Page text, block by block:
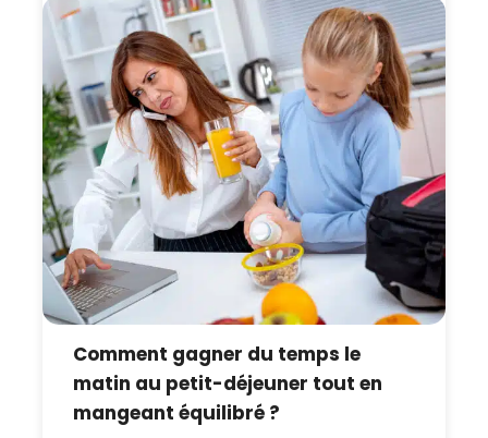
Comment gagner du temps le
matin au petit-déjeuner tout en
mangeant équilibré ?